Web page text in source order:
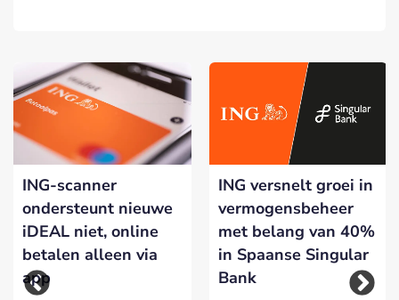
ING-scanner
ondersteunt nieuwe
iDEAL niet, online
betalen alleen via
app
ING versnelt groei in
vermogensbeheer
met belang van 40%
in Spaanse Singular
Bank